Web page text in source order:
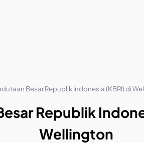
Besar Republik Indonesia (KBRI) di
Republik
Wellington